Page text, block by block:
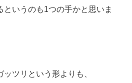
というのも1つの手かと思いま
ツリという形よりも、